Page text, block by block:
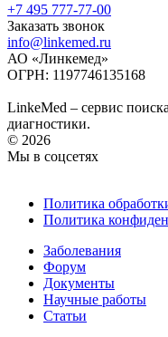
+7 495 777-77-00
Заказать звонок
info@linkemed.ru
АО «Линкемед»
ОГРН: 1197746135168
LinkeMed – сервис
диагностики.
© 2026
Мы в соцсетях
Политика
Политика
Заболевания
Форум
Документы
Научные работы
Статьи